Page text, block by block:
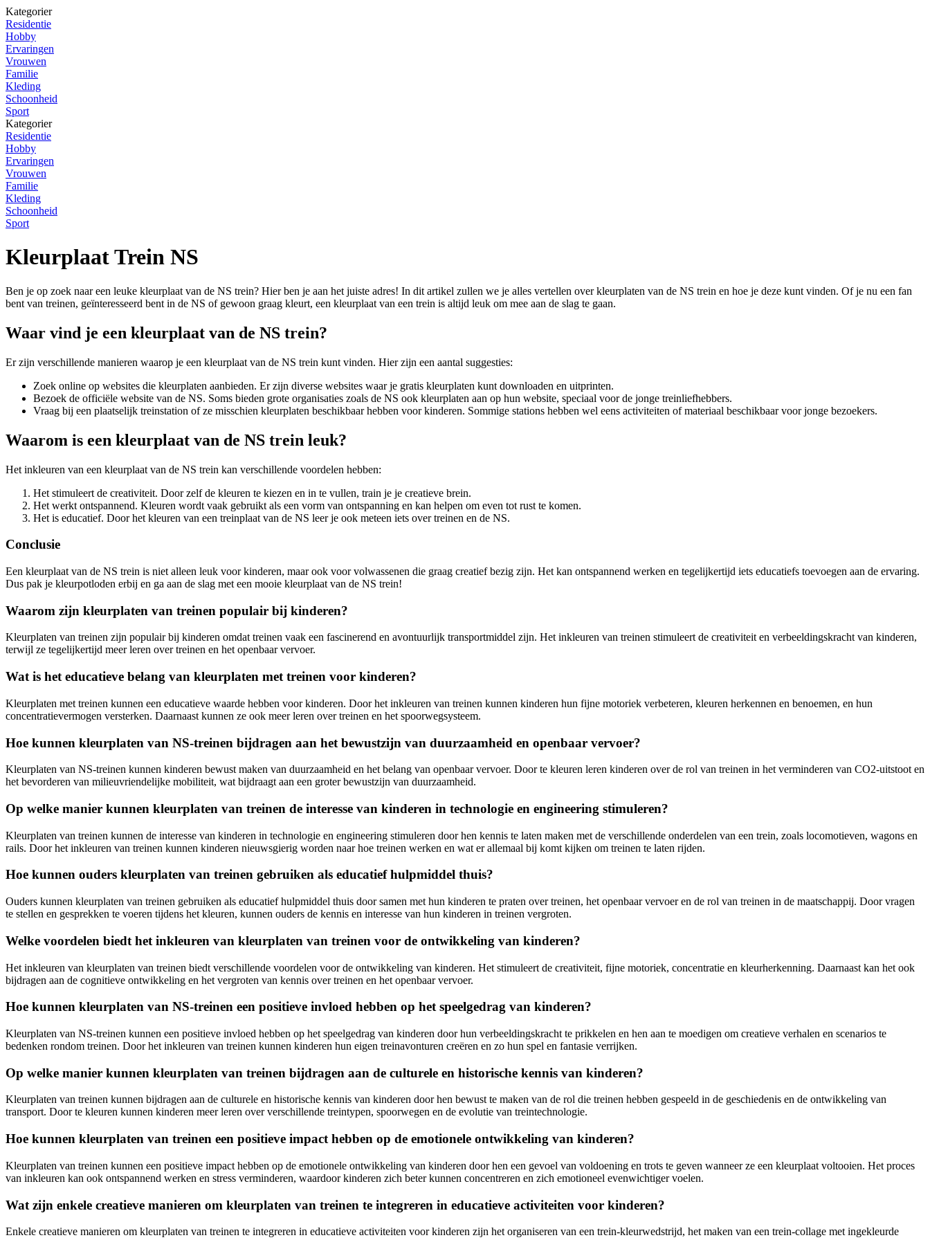
Kategorier
Residentie
Hobby
Ervaringen
Vrouwen
Familie
Kleding
Schoonheid
Sport
Kategorier
Residentie
Hobby
Ervaringen
Vrouwen
Familie
Kleding
Schoonheid
Sport
Kleurplaat Trein NS
Ben je op zoek naar een leuke kleurplaat van de NS trein? Hier ben je aan het juiste adres! In dit artikel zullen we je alles vertellen over kleurplaten van de NS trein en hoe je deze kunt vinden. Of je nu een fan
bent van treinen, geïnteresseerd bent in de NS of gewoon graag kleurt, een kleurplaat van een trein is altijd leuk om mee aan de slag te gaan.
Waar vind je een kleurplaat van de NS trein?
Er zijn verschillende manieren waarop je een kleurplaat van de NS trein kunt vinden. Hier zijn een aantal suggesties:
Zoek online op websites die kleurplaten aanbieden. Er zijn diverse websites waar je gratis kleurplaten kunt downloaden en uitprinten.
Bezoek de officiële website van de NS. Soms bieden grote organisaties zoals de NS ook kleurplaten aan op hun website, speciaal voor de jonge treinliefhebbers.
Vraag bij een plaatselijk treinstation of ze misschien kleurplaten beschikbaar hebben voor kinderen. Sommige stations hebben wel eens activiteiten of materiaal beschikbaar voor jonge bezoekers.
Waarom is een kleurplaat van de NS trein leuk?
Het inkleuren van een kleurplaat van de NS trein kan verschillende voordelen hebben:
Het stimuleert de creativiteit. Door zelf de kleuren te kiezen en in te vullen, train je je creatieve brein.
Het werkt ontspannend. Kleuren wordt vaak gebruikt als een vorm van ontspanning en kan helpen om even tot rust te komen.
Het is educatief. Door het kleuren van een treinplaat van de NS leer je ook meteen iets over treinen en de NS.
Conclusie
Een kleurplaat van de NS trein is niet alleen leuk voor kinderen, maar ook voor volwassenen die graag creatief bezig zijn. Het kan ontspannend werken en tegelijkertijd iets educatiefs toevoegen aan de ervaring.
Dus pak je kleurpotloden erbij en ga aan de slag met een mooie kleurplaat van de NS trein!
Waarom zijn kleurplaten van treinen populair bij kinderen?
Kleurplaten van treinen zijn populair bij kinderen omdat treinen vaak een fascinerend en avontuurlijk transportmiddel zijn. Het inkleuren van treinen stimuleert de creativiteit en verbeeldingskracht van kinderen,
terwijl ze tegelijkertijd meer leren over treinen en het openbaar vervoer.
Wat is het educatieve belang van kleurplaten met treinen voor kinderen?
Kleurplaten met treinen kunnen een educatieve waarde hebben voor kinderen. Door het inkleuren van treinen kunnen kinderen hun fijne motoriek verbeteren, kleuren herkennen en benoemen, en hun
concentratievermogen versterken. Daarnaast kunnen ze ook meer leren over treinen en het spoorwegsysteem.
Hoe kunnen kleurplaten van NS-treinen bijdragen aan het bewustzijn van duurzaamheid en openbaar vervoer?
Kleurplaten van NS-treinen kunnen kinderen bewust maken van duurzaamheid en het belang van openbaar vervoer. Door te kleuren leren kinderen over de rol van treinen in het verminderen van CO2-uitstoot en
het bevorderen van milieuvriendelijke mobiliteit, wat bijdraagt aan een groter bewustzijn van duurzaamheid.
Op welke manier kunnen kleurplaten van treinen de interesse van kinderen in technologie en engineering stimuleren?
Kleurplaten van treinen kunnen de interesse van kinderen in technologie en engineering stimuleren door hen kennis te laten maken met de verschillende onderdelen van een trein, zoals locomotieven, wagons en
rails. Door het inkleuren van treinen kunnen kinderen nieuwsgierig worden naar hoe treinen werken en wat er allemaal bij komt kijken om treinen te laten rijden.
Hoe kunnen ouders kleurplaten van treinen gebruiken als educatief hulpmiddel thuis?
Ouders kunnen kleurplaten van treinen gebruiken als educatief hulpmiddel thuis door samen met hun kinderen te praten over treinen, het openbaar vervoer en de rol van treinen in de maatschappij. Door vragen
te stellen en gesprekken te voeren tijdens het kleuren, kunnen ouders de kennis en interesse van hun kinderen in treinen vergroten.
Welke voordelen biedt het inkleuren van kleurplaten van treinen voor de ontwikkeling van kinderen?
Het inkleuren van kleurplaten van treinen biedt verschillende voordelen voor de ontwikkeling van kinderen. Het stimuleert de creativiteit, fijne motoriek, concentratie en kleurherkenning. Daarnaast kan het ook
bijdragen aan de cognitieve ontwikkeling en het vergroten van kennis over treinen en het openbaar vervoer.
Hoe kunnen kleurplaten van NS-treinen een positieve invloed hebben op het speelgedrag van kinderen?
Kleurplaten van NS-treinen kunnen een positieve invloed hebben op het speelgedrag van kinderen door hun verbeeldingskracht te prikkelen en hen aan te moedigen om creatieve verhalen en scenarios te
bedenken rondom treinen. Door het inkleuren van treinen kunnen kinderen hun eigen treinavonturen creëren en zo hun spel en fantasie verrijken.
Op welke manier kunnen kleurplaten van treinen bijdragen aan de culturele en historische kennis van kinderen?
Kleurplaten van treinen kunnen bijdragen aan de culturele en historische kennis van kinderen door hen bewust te maken van de rol die treinen hebben gespeeld in de geschiedenis en de ontwikkeling van
transport. Door te kleuren kunnen kinderen meer leren over verschillende treintypen, spoorwegen en de evolutie van treintechnologie.
Hoe kunnen kleurplaten van treinen een positieve impact hebben op de emotionele ontwikkeling van kinderen?
Kleurplaten van treinen kunnen een positieve impact hebben op de emotionele ontwikkeling van kinderen door hen een gevoel van voldoening en trots te geven wanneer ze een kleurplaat voltooien. Het proces
van inkleuren kan ook ontspannend werken en stress verminderen, waardoor kinderen zich beter kunnen concentreren en zich emotioneel evenwichtiger voelen.
Wat zijn enkele creatieve manieren om kleurplaten van treinen te integreren in educatieve activiteiten voor kinderen?
Enkele creatieve manieren om kleurplaten van treinen te integreren in educatieve activiteiten voor kinderen zijn het organiseren van een trein-kleurwedstrijd, het maken van een trein-collage met ingekleurde